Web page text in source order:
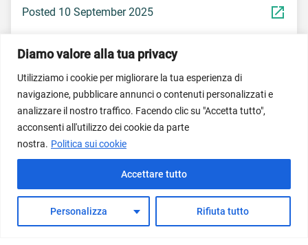
Diamo valore alla tua privacy
Utilizziamo i cookie per migliorare la tua esperienza di
navigazione, pubblicare annunci o contenuti personalizzati e
analizzare il nostro traffico. Facendo clic su "Accetta tutto",
acconsenti all'utilizzo dei cookie da parte
nostra. Politica sui cookie
Personalizza Rifiuta tutto
Accettare tutto
Posted 10 September 2025
© Dicastero per il Servizio per lo Sviluppo Umano
Integrale 2026; Imagem do banner inicial propriedade do
Vatican News/Vatican Media.
Termini di utilizzo del servizio
Normativa sulla privacy
Informativa sui cookie
Domande frequenti